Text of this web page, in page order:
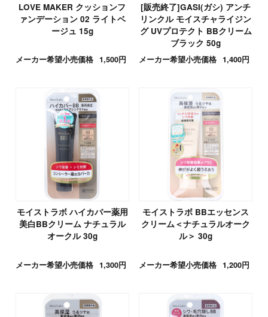
LOVE MAKER クッションフ
ァンデーション 02 ライトベ
ージュ 15g
メーカー希望小売価格 1,500円
[販売終了]GASI(ガシ) アンチ
リンクル モイスチャライジン
グ UVプロテクト BBクリーム
ブラック 50g
メーカー希望小売価格 1,400円
モイストラボ ハイカバー薬用
美白BBクリーム ナチュラル
オークル 30g
メーカー希望小売価格 1,300円
モイストラボ BBエッセンス
クリーム＜ナチュラルオーク
ル＞ 30g
メーカー希望小売価格 1,200円